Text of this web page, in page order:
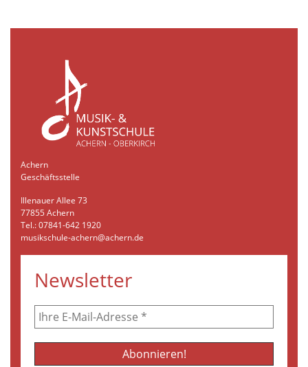
Achern
Geschäftsstelle
Illenauer Allee 73
77855 Achern
Tel.: 07841-642 1920
musikschule-achern@achern.de
Newsletter